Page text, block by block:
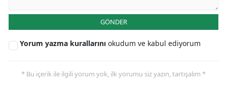
GÖNDER
Yorum yazma kurallarını okudum ve kabul ediyorum
* Bu içerik ile ilgili yorum yok, ilk yorumu siz yazın, tartışalım *